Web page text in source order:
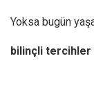
Yoksa bugün
bilinçli tercihler